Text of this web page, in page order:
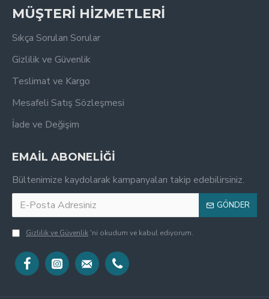
MÜŞTERİ HİZMETLERİ
Sıkça Sorulan Sorular
Gizlilik ve Güvenlik
Teslimat ve Kargo
Mesafeli Satış Sözleşmesi
İade ve Değişim
EMAİL ABONELİĞİ
Bültenimize kaydolarak kampanyaları takip edebilirsiniz.
GÖNDER
Gizlilik ve Güvenlik 'ni okudum ve kabul ediyorum.